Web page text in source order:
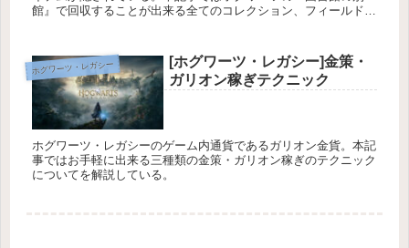
館』で回収することが出来る全てのコレクション、フィールドガ
ホグワーツ・レガシー
[ホグワーツ・レガシー]金策・
ガリオン稼ぎテクニック
ホグワーツ・レガシーのゲーム内通貨であるガリオン金貨。本記
事ではお手軽に出来る三種類の金策・ガリオン稼ぎのテクニック
についてを解説している。